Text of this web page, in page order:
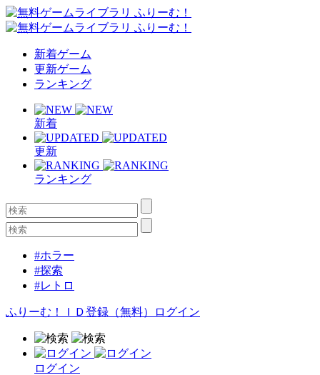
新着ゲーム
更新ゲーム
ランキング
新着
更新
ランキング
#ホラー
#探索
#レトロ
ふりーむ！ＩＤ登録（無料） ログイン
ログイン